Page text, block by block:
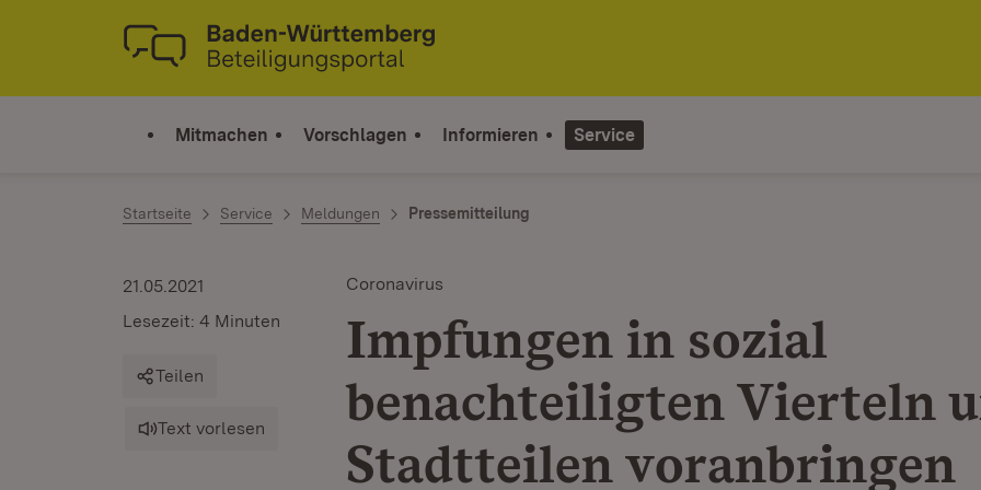
Zum Inhalt springen
Link zur Startseite
Mitmachen Vorschlagen Informieren Service
Startseite Service Meldungen Pressemitteilung
Coronavirus
Impfungen in sozial
benachteiligten Vierteln
Stadtteilen voranbringen
21.05.2021
Lesezeit: 4 Minuten
Teilen
Text vorlesen